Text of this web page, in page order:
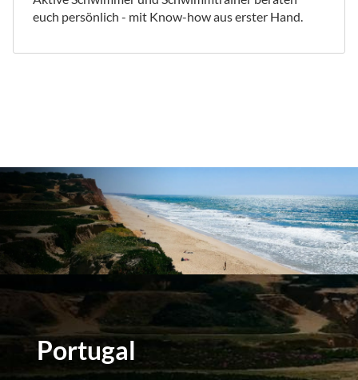
euch persönlich - mit Know-how aus erster Hand.
Portugal